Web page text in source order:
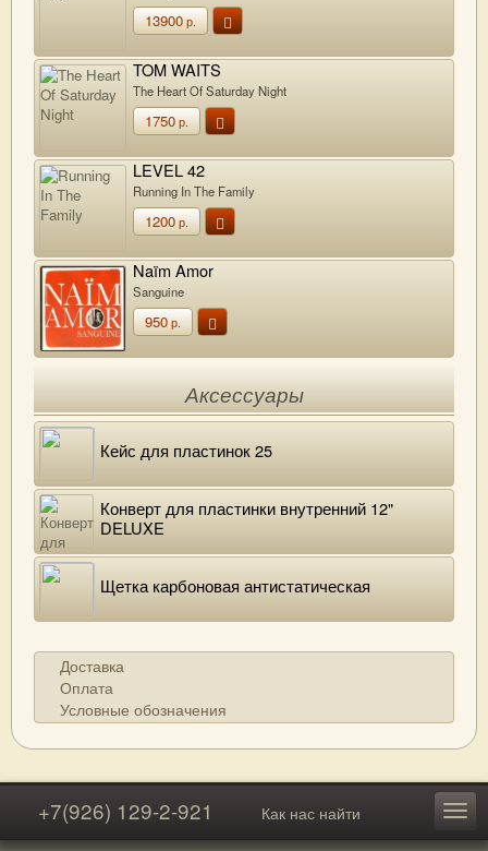
13900р.
TOM WAITS
The Heart Of Saturday Night
1750р.
LEVEL 42
Running In The Family
1200р.
Naïm Amor
Sanguine
950р.
Аксессуары
Кейс для пластинок 25
Конверт для пластинки внутренний 12"
DELUXE
Щетка карбоновая антистатическая
Доставка
Оплата
Условные обозначения
+7(926) 129-2-921 Как нас найти